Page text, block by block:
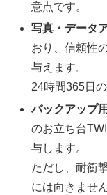
意点です。
写真・データ
おり、信頼性
与えます。
24時間365日
バックアップ
のお立ち台
与します。
ただし、耐衝
には向きません